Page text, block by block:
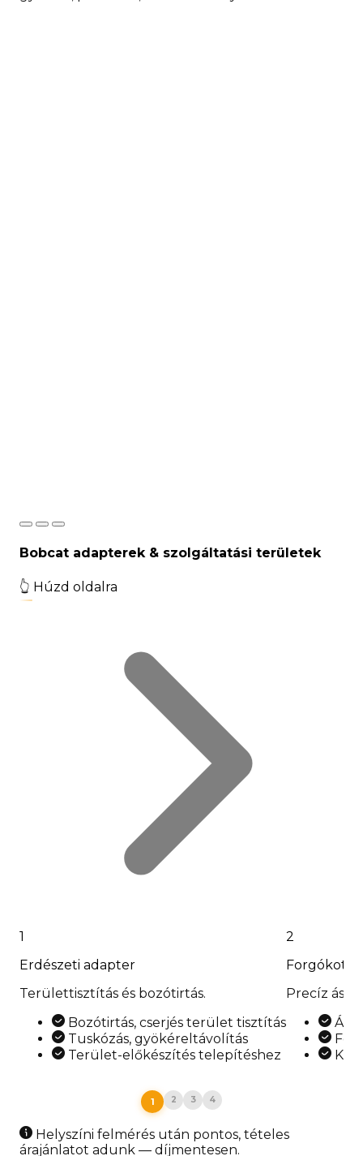
Bobcat adapterek & szolgáltatási területek
👆 Húzd oldalra
1
Erdészeti adapter
Területtisztítás és bozótirtás.
Bozótirtás, cserjés terület tisztítás
Tuskózás, gyökéreltávolítás
Terület-előkészítés telepítéshez
2
Precíz
1 2 3 4
Helyszíni felmérés után pontos, tételes
árajánlatot adunk — díjmentesen.